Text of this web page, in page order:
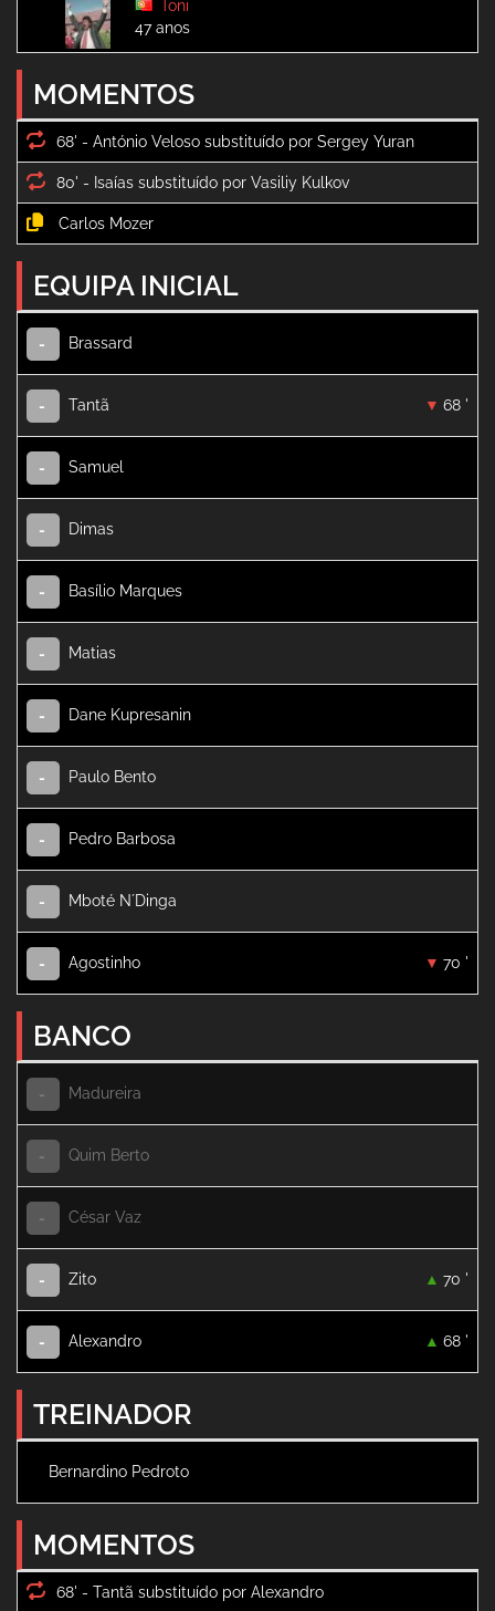
Toni
47 anos
MOMENTOS
68' -
80' -
EQUIPA INICIAL
- Brassard
- Tantã 68 '
- Samuel
- Dimas
- Basílio Marques
- Matias
- Dane Kupresanin
- Paulo Bento
- Pedro Barbosa
- Mboté N´Dinga
- Agostinho 70 '
BANCO
- Madureira
- Quim Berto
- César Vaz
- Zito 70 '
- Alexandro 68 '
TREINADOR
Bernardino Pedroto
MOMENTOS
68' -